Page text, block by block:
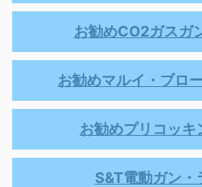
お勧めCO2ガスガ
お勧めマルイ・ブロ
お勧めプリコッキ
S&T電動ガン・